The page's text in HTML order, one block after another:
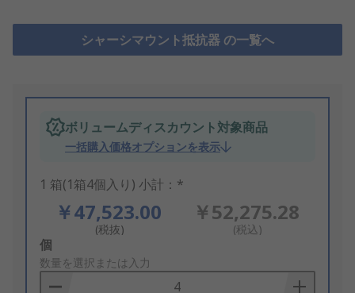
シャーシマウント抵抗器 の一覧へ
ボリュームディスカウント対象商品
一括購入価格オプションを表示
1 箱(1箱4個入り) 小計：*
￥47,523.00
(税抜)
￥52,275.28
(税込)
Add
to
Basket
個
数量を選択または入力